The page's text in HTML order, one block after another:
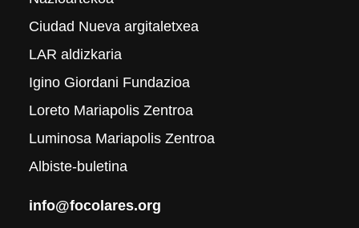
Ciudad Nueva argitaletxea
LAR aldizkaria
Igino Giordani Fundazioa
Loreto Mariapolis Zentroa
Luminosa Mariapolis Zentroa
Albiste-buletina
info@focolares.org